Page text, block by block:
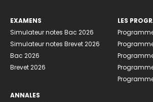
EXAMENS
Simulateur notes Bac 2026
Simulateur notes Brevet 2026
Bac 2026
Brevet 2026
ANNALES
LES